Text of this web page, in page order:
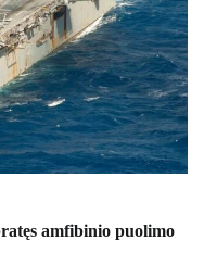
amfibinio puolimo